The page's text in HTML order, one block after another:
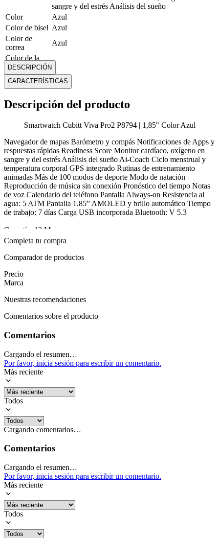
sangre y del estrés Análisis del sueño
Color
Azul
Color de bisel Azul
Color de
correa
Azul
Color de la
caja
Azul
Forma de la
caja
Cuadrado
Género
Hombre
Material de
correa
Medidas
Alto: 15 cm; Ancho: 4 cm; Profundo: 2 cm
Modelo
VIVA PRO2
Profundidad
de resistencia
50 Mts
Resistencia al
Agua
Sí, con condiciones
Tamaño de
pantalla
1.85"
Tipo de cierre
Tipo de
AMOLED
Mostrar más
DESCRIPCIÓN
CARACTERÍSTICAS
Descripción del producto
Smartwatch Cubitt Viva Pro2 P8794 | 1,85" Color Azul
Navegador de mapas Barómetro y compás Notificaciones de Apps y
respuestas rápidas Readiness Score Monitor cardíaco, oxígeno en
sangre y del estrés Análisis del sueño Ai-Coach Ciclo menstrual y
temperatura corporal GPS integrado Rutinas de entrenamiento
animadas Más de 100 modos de deporte Modo de natación
Reproducción de música sin conexión Pronóstico del tiempo Notas
de voz Calendario del teléfono Pantalla Always-on Resistencia al
agua: 5 ATM Pantalla 1.85” AMOLED y brillo automático Tiempo
de trabajo: 7 días Carga USB incorporada Bluetooth: V 5.3
Garantía: 12 Meses
Completa tu compra
Comparador de productos
Precio
Marca
Nuestras recomendaciones
Comentarios sobre el producto
Comentarios
Cargando el resumen…
Por favor, inicia sesión para escribir un comentario.
Más reciente
Todos
Cargando comentarios…
Comentarios
Cargando el resumen…
Por favor, inicia sesión para escribir un comentario.
Más reciente
Todos